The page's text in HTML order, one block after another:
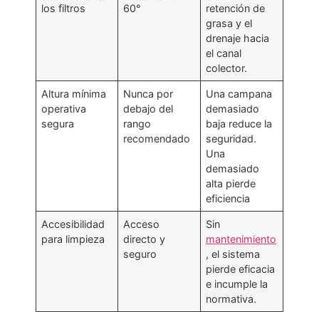
los filtros
60°
retención de
grasa y el
drenaje hacia
el canal
colector.
Altura mínima
operativa
segura
Nunca por
debajo del
rango
recomendado
Una campana
demasiado
baja reduce la
seguridad.
Una
demasiado
alta pierde
eficiencia
Accesibilidad
para limpieza
Acceso
directo y
seguro
Sin
mantenimiento
, el sistema
pierde eficacia
e incumple la
normativa.